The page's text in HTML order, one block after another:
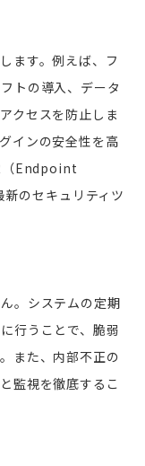
ます。例えば、フ
トの導入、データ
クセスを防止しま
インの安全性を高
（Endpoint
のセキュリティツ
。システムの定期
行うことで、脆弱
また、内部不正の
監視を徹底するこ